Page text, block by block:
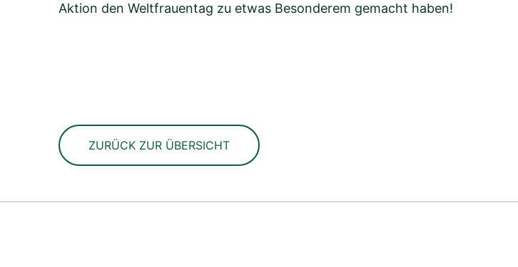
Aktion den Weltfrauentag zu etwas Besonderem gemacht haben!
ZURÜCK ZUR ÜBERSICHT